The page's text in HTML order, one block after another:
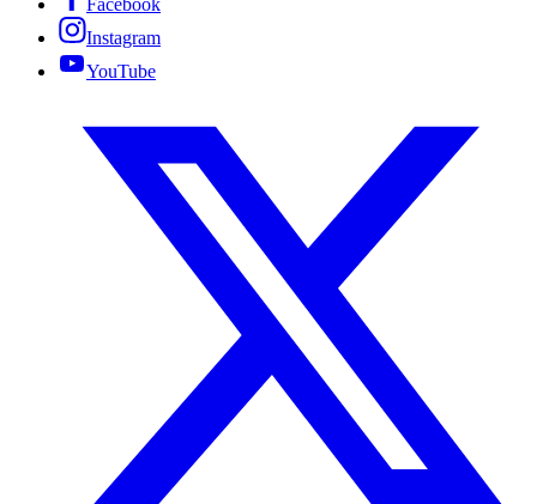
Instagram
YouTube